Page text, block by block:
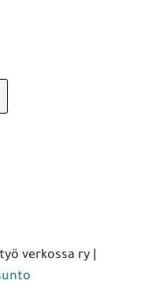
verkossa ry |